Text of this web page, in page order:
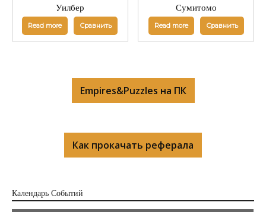
Уилбер
Read more Сравнить
Сумитомо
Read more Сравнить
Empires&Puzzles на ПК
Как прокачать реферала
Календарь Cобытий